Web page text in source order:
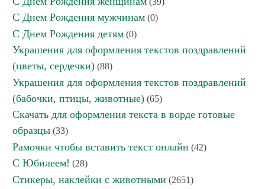
С Днем Рождения мужчинам (0)
С Днем Рождения детям (0)
Украшения для оформления текстов поздравлений
(цветы, сердечки) (88)
Украшения для оформления текстов поздравлений
(бабочки, птицы, животные) (65)
Скачать для оформления текста в ворде готовые
образцы (33)
Рамочки чтобы вставить текст онлайн (42)
С Юбилеем! (28)
Стикеры, наклейки с животными (2651)